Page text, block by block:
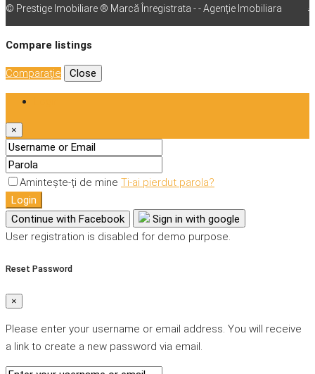
© Prestige Imobiliare ® Marcă Înregistrata - - Agenție Imobiliara
Compare listings
Comparaţie Close
×
Amintește-ți de mine Ti-ai pierdut parola?
Login
Continue with Facebook
Sign in with google
User registration is disabled for demo purpose.
Reset Password
×
Please enter your username or email address. You will receive
a link to create a new password via email.